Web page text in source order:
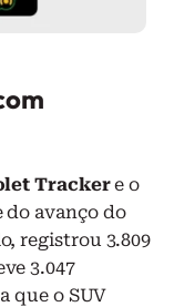
Trackere o
do avanço do
registrou 3.809
3.047
que o SUV